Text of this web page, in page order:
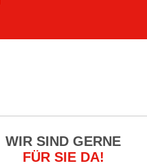
WIR SIND GERNE
FÜR SIE DA!